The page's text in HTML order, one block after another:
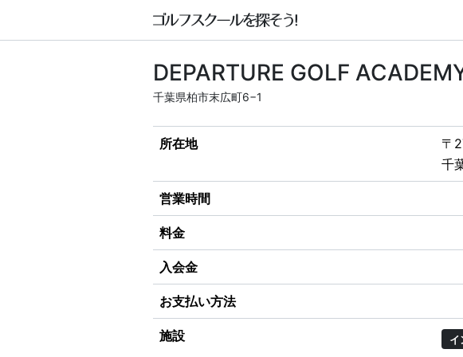
DEPARTURE GOLF
千葉県柏市末広町6−1
所在地
〒
千
営業時間
料金
入会金
お支払い方法
施設 イ